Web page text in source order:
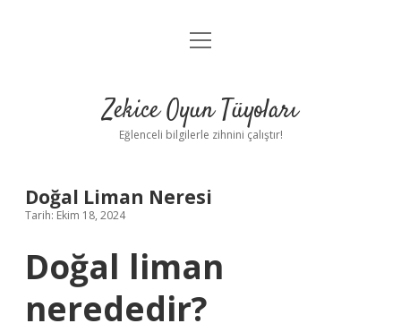
Anasayfa
Yasal Uyarı
menüyü
Zekice Oyun Tüyoları
Eğlenceli bilgilerle zihnini çalıştır!
Doğal Liman Neresi
Tarih: Ekim 18, 2024
Doğal liman
nerededir?